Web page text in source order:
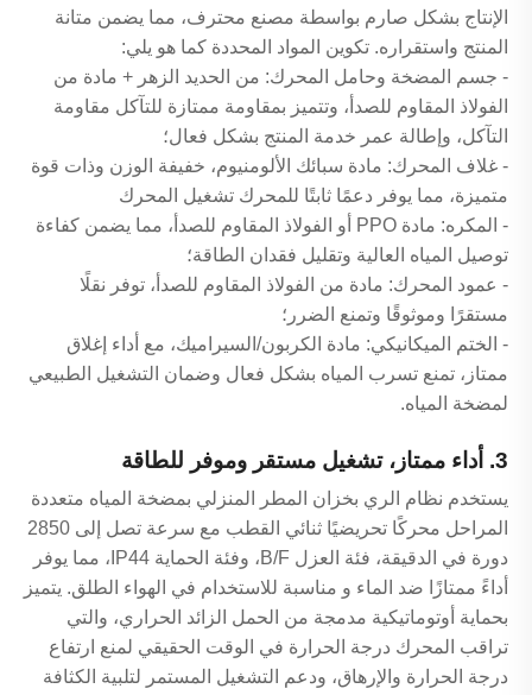
الإنتاج بشكل صارم بواسطة مصنع محترف، مما يضمن متانة
المنتج واستقراره. تكوين المواد المحددة كما هو يلي:
- جسم المضخة وحامل المحرك: من الحديد الزهر + مادة من
الفولاذ المقاوم للصدأ، وتتميز بمقاومة ممتازة للتآكل مقاومة
التآكل، وإطالة عمر خدمة المنتج بشكل فعال؛
- غلاف المحرك: مادة سبائك الألومنيوم، خفيفة الوزن وذات قوة
متميزة، مما يوفر دعمًا ثابتًا للمحرك تشغيل المحرك
- المكره: مادة PPO أو الفولاذ المقاوم للصدأ، مما يضمن كفاءة
توصيل المياه العالية وتقليل فقدان الطاقة؛
- عمود المحرك: مادة من الفولاذ المقاوم للصدأ، توفر نقلًا
مستقرًا وموثوقًا وتمنع الضرر؛
- الختم الميكانيكي: مادة الكربون/السيراميك، مع أداء إغلاق
ممتاز، تمنع تسرب المياه بشكل فعال وضمان التشغيل الطبيعي
لمضخة المياه.
3. أداء ممتاز، تشغيل مستقر وموفر للطاقة
يستخدم نظام الري بخزان المطر المنزلي بمضخة المياه متعددة
المراحل محركًا تحريضيًا ثنائي القطب مع سرعة تصل إلى 2850
دورة في الدقيقة، فئة العزل B/F، وفئة الحماية IP44، مما يوفر
أداءً ممتازًا ضد الماء و مناسبة للاستخدام في الهواء الطلق. يتميز
بحماية أوتوماتيكية مدمجة من الحمل الزائد الحراري، والتي
تراقب المحرك درجة الحرارة في الوقت الحقيقي لمنع ارتفاع
درجة الحرارة والإرهاق، ودعم التشغيل المستمر لتلبية الكثافة